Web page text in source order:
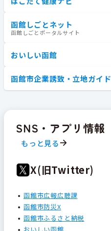
函館しごとネット
函館しごとポータルサイト
おいしい函館
函館市企業誘致・立地ガイド
SNS・アプリ情報
もっと見る
X(旧Twitter)
函館市広報広聴課
函館市防災X
函館市ふるさと納税